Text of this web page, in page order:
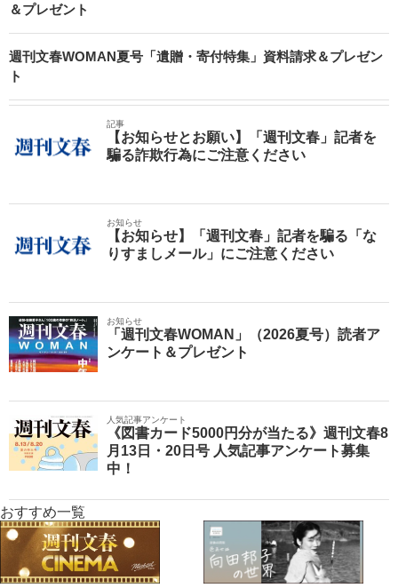
＆プレゼント
週刊文春WOMAN夏号「遺贈・寄付特集」資料請求＆プレゼン
ト
記事
【お知らせとお願い】「週刊文春」記者を
騙る詐欺行為にご注意ください
お知らせ
【お知らせ】「週刊文春」記者を騙る「な
りすましメール」にご注意ください
お知らせ
「週刊文春WOMAN」（2026夏号）読者ア
ンケート＆プレゼント
人気記事アンケート
《図書カード5000円分が当たる》週刊文春8
月13日・20日号 人気記事アンケート募集
中！
おすすめ一覧